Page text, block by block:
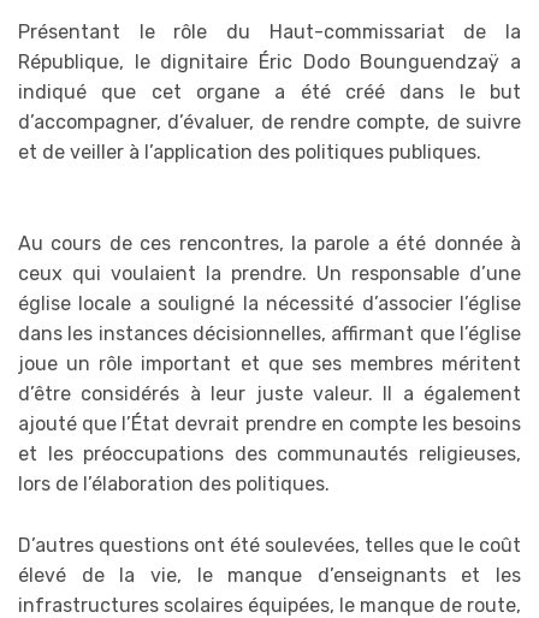
Présentant le rôle du Haut-commissariat de la
République, le dignitaire Éric Dodo Bounguendzaÿ a
indiqué que cet organe a été créé dans le but
d’accompagner, d’évaluer, de rendre compte, de suivre
et de veiller à l’application des politiques publiques.
Au cours de ces rencontres, la parole a été donnée à
ceux qui voulaient la prendre. Un responsable d’une
église locale a souligné la nécessité d’associer l’église
dans les instances décisionnelles, affirmant que l’église
joue un rôle important et que ses membres méritent
d’être considérés à leur juste valeur. Il a également
ajouté que l’État devrait prendre en compte les besoins
et les préoccupations des communautés religieuses,
lors de l’élaboration des politiques.
D’autres questions ont été soulevées, telles que le coût
élevé de la vie, le manque d’enseignants et les
infrastructures scolaires équipées, le manque de route,